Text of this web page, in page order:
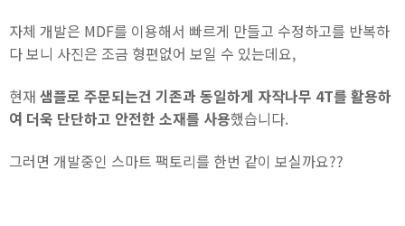
자체 개발은 MDF를 이용해서 빠르게 만들고 수정하고를 반복하
다 보니 사진은 조금 형편없어 보일 수 있는데요,
현재 샘플로 주문되는건 기존과 동일하게 자작나무 4T를 활용하
여 더욱 단단하고 안전한 소재를 사용했습니다.
그러면 개발중인 스마트 팩토리를 한번 같이 보실까요??